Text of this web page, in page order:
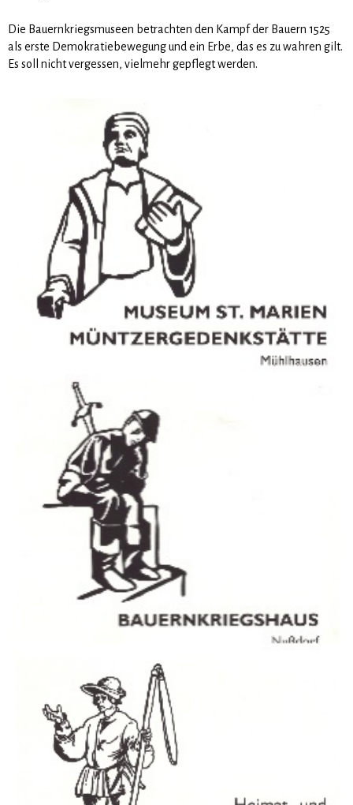
Die Bauernkriegsmuseen betrachten den Kampf der Bauern 1525
als erste Demokratiebewegung und ein Erbe, das es zu wahren gilt.
Es soll nicht vergessen, vielmehr gepflegt werden.